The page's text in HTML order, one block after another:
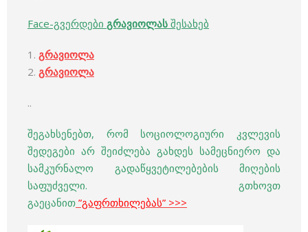
Face-გვერდები გრავიოლას შესახებ
1. გრავიოლა
2. გრავიოლა
..
შეგახსენებთ, რომ სოციოლოგიური კვლევის
შედეგები არ შეიძლება გახდეს სამეცნიერო და
სამკურნალო გადაწყვეტილებების მიღების
საფუძველი. გთხოვთ
გაეცანით ”გაფრთხილებას” >>>